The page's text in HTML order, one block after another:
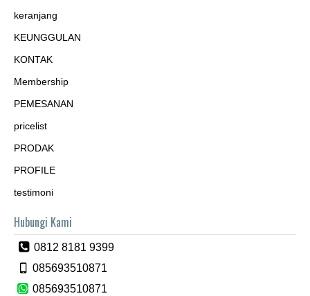
keranjang
KEUNGGULAN
KONTAK
Membership
PEMESANAN
pricelist
PRODAK
PROFILE
testimoni
Hubungi Kami
0812 8181 9399
085693510871
085693510871